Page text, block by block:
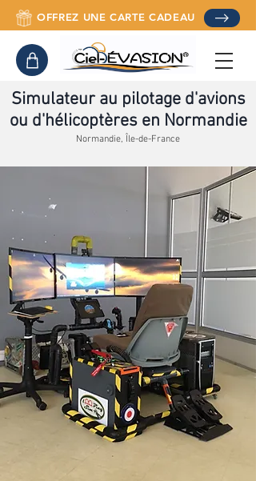
OFFREZ UNE CARTE CADEAU
Simulateur au pilotage d'avions
ou d'hélicoptères en Normandie
Normandie, Île-de-France